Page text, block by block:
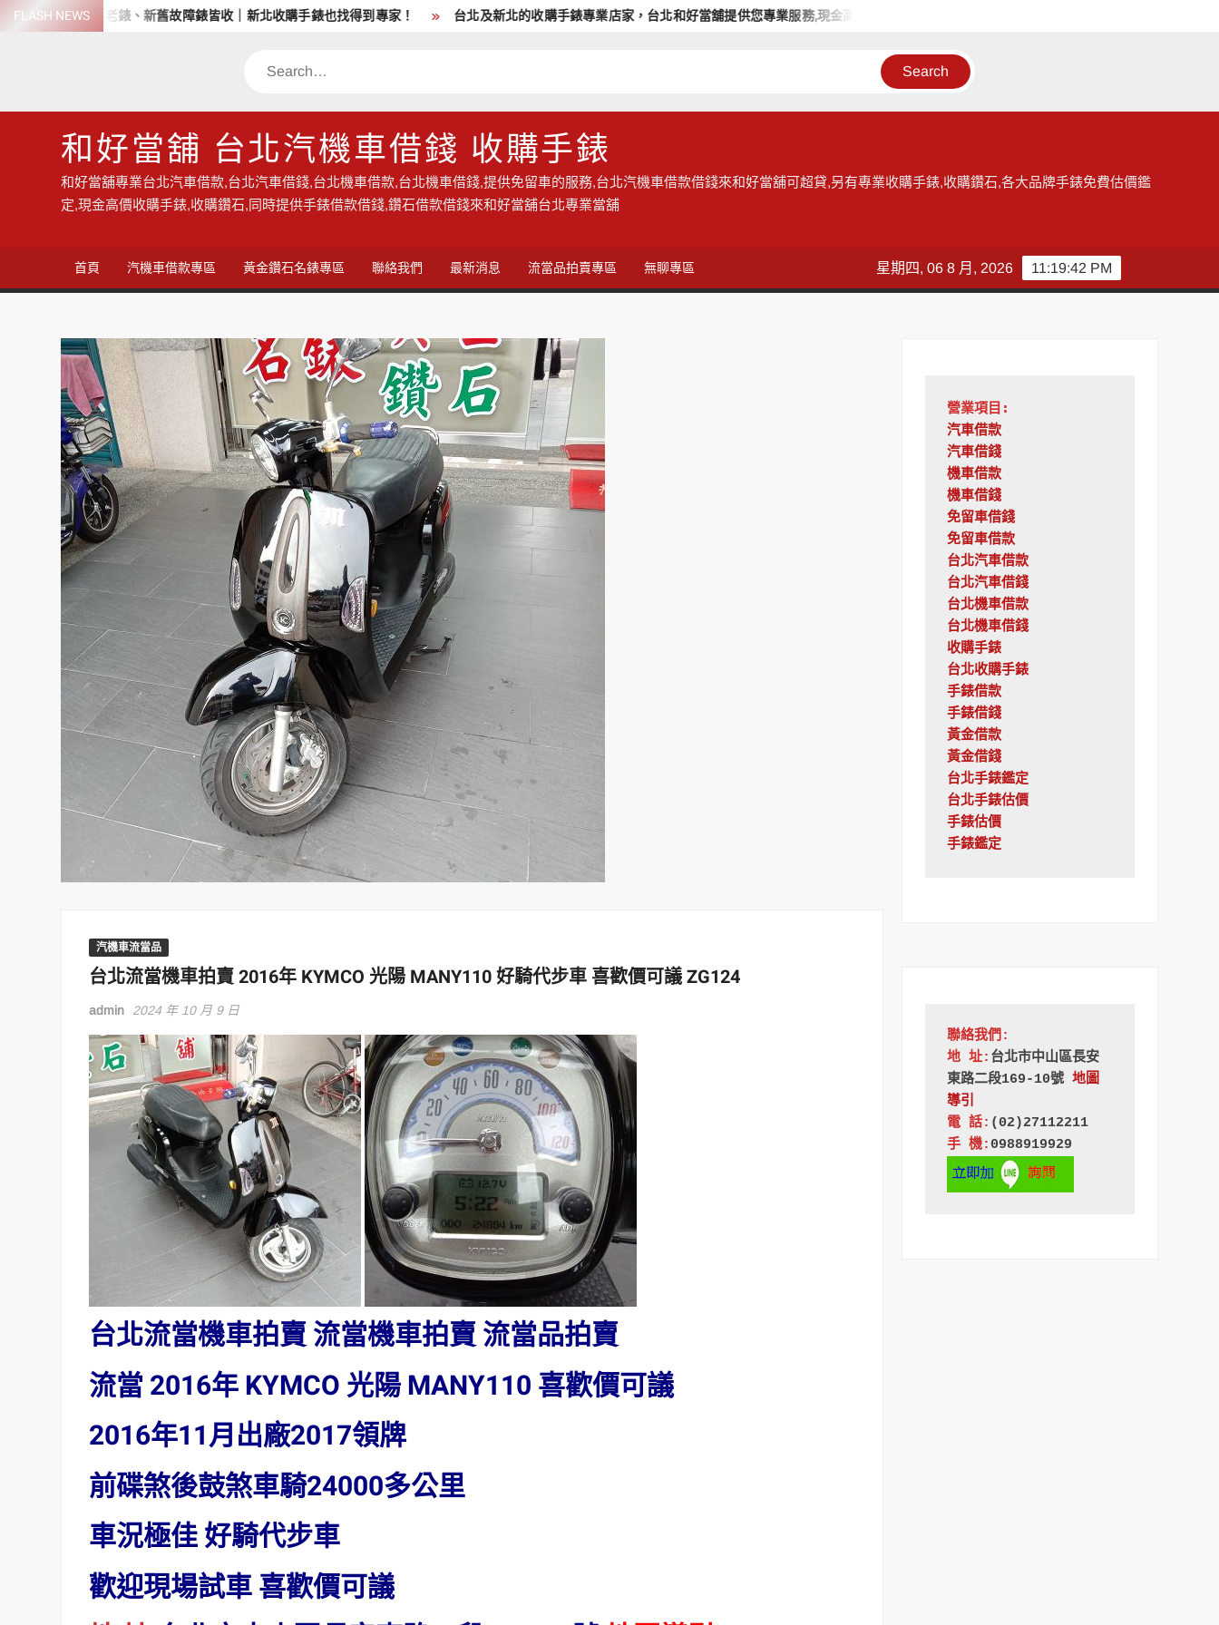
SkipFLASH NEWS
回收名錶、老錶、新舊故障錶皆收｜新北收購手錶也找得到專家！ 台北及新北的收購手錶專業店家，台北和好當舖提供您專業服務,現金高價收購手錶
Search
和好當舖 台北汽機車借錢 收購手錶
和好當舖專業台北汽車借款,台北汽車借錢,台北機車借款,台北機車借錢,提供免留車的服務,台北汽機車借款借錢來和好當舖可超貸,另有專業收購手錶,收購鑽石,各大品牌手錶免費估價鑑
定,現金高價收購手錶,收購鑽石,同時提供手錶借款借錢,鑽石借款借錢來和好當舖台北專業當舖
首頁 汽機車借款專區 黃金鑽石名錶專區 聯絡我們 最新消息 流當品拍賣專區 無聊專區 11:19:43 PM
星期四, 06 8 月, 2026
汽機車流當品
台北流當機車拍賣 2016年 KYMCO 光陽 MANY110 好騎代步車 喜歡價可議 ZG124
admin 2024 年 10 月 9 日
台北流當機車拍賣 流當機車拍賣 流當品拍賣
流當 2016年 KYMCO 光陽 MANY110 喜歡價可議
2016年11月出廠2017領牌
前碟煞後鼓煞車騎24000多公里
車況極佳 好騎代步車
歡迎現場試車 喜歡價可議
營業項目:
汽車借款
汽車借錢
機車借款
機車借錢
免留車借錢
免留車借款
台北汽車借款
台北汽車借錢
台北機車借款
台北機車借錢
收購手錶
台北收購手錶
手錶借款
手錶借錢
黃金借款
黃金借錢
台北手錶鑑定
台北手錶估價
手錶估價
手錶鑑定
聯絡我們:
地 址: 台北市中山區長安
東路二段169-10號 地圖
導引
電 話: (02)27112211
手 機: 0988919929